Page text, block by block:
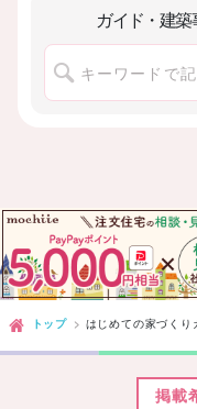
ガイド・建築
トップ はじめての家づくり
掲載